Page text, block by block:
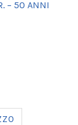
– 50 ANNI